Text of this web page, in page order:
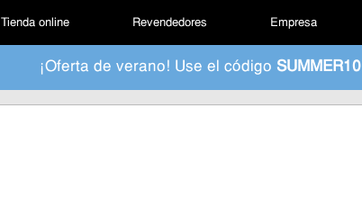
Tienda online Revendedores Empresa
¡Oferta de verano! Use el código SUMMER10